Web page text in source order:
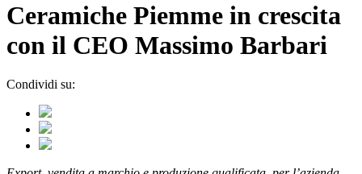
Ceramiche Piemme in crescita
con il CEO Massimo Barbari
Condividi su: